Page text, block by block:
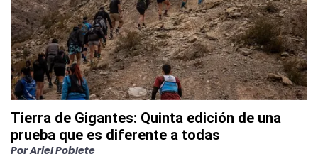
Tierra de Gigantes: Quinta edición de una
prueba que es diferente a todas
PorAriel Poblete